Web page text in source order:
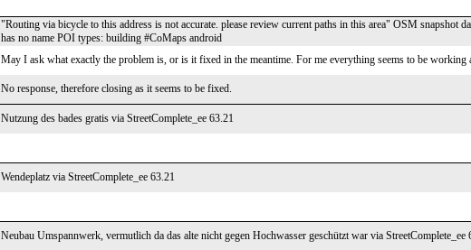
"Routing via bicycle to this address is not accurate. please review current paths in this area" OSM snapshot
has no name POI types: building #CoMaps android
May I ask what exactly the problem is, or is it fixed in the meantime. For me everything seems to be working
No response, therefore closing as it seems to be fixed.
Nutzung des bades gratis via StreetComplete_ee 63.21
Wendeplatz via StreetComplete_ee 63.21
Neubau Umspannwerk, vermutlich da das alte nicht gegen Hochwasser geschützt war via StreetComplete_ee